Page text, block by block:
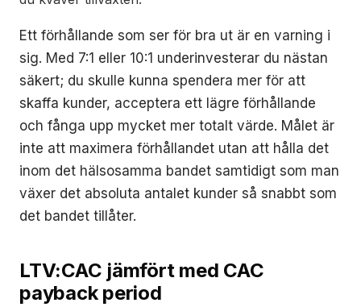
Ett förhållande som ser för bra ut är en varning i
sig. Med 7:1 eller 10:1 underinvesterar du nästan
säkert; du skulle kunna spendera mer för att
skaffa kunder, acceptera ett lägre förhållande
och fånga upp mycket mer totalt värde. Målet är
inte att maximera förhållandet utan att hålla det
inom det hälsosamma bandet samtidigt som man
växer det absoluta antalet kunder så snabbt som
det bandet tillåter.
LTV:CAC jämfört med CAC
payback period